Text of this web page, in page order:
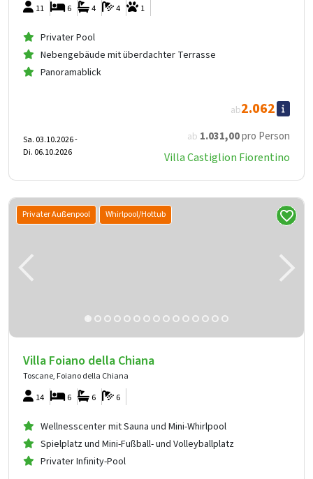
11
1
4
4
6
Privater Pool
Nebengebäude mit überdachter Terrasse
Panoramablick
ab 1.031,00pro Person
ab2.062
Sa. 03.10.2026 -
Di. 06.10.2026
Villa Castiglion Fiorentino
Privater Außenpool Whirlpool/Hottub
Villa Foiano della Chiana
Toscane, Foiano della Chiana
14
6
6
6
Wellnesscenter mit Sauna und Mini-Whirlpool
Spielplatz und Mini-Fußball- und Volleyballplatz
Privater Infinity-Pool